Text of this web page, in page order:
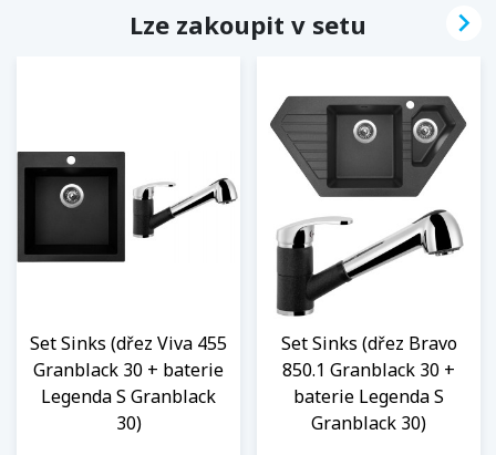
Lze zakoupit v setu
Set Sinks (dřez Viva 455
Granblack 30 + baterie
Legenda S Granblack
30)
Set Sinks (dřez Bravo
850.1 Granblack 30 +
baterie Legenda S
Granblack 30)
